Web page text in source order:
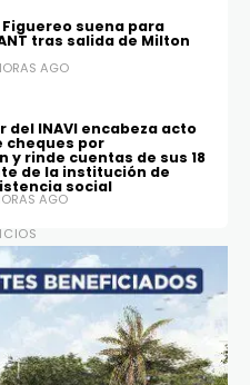
suena para
tras salida de Milton
AGO
INAVI encabeza acto
cheques por
y rinde cuentas de sus 18
de la institución de
social
AGO